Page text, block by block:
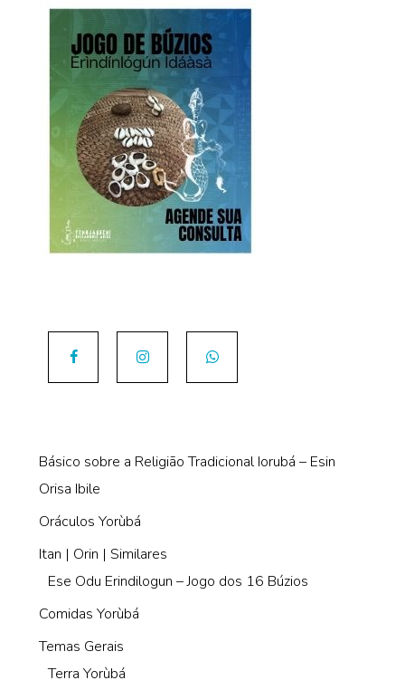
Básico sobre a Religião Tradicional Iorubá – Esin
Orisa Ibile
Oráculos Yorùbá
Itan | Orin | Similares
Ese Odu Erindilogun – Jogo dos 16 Búzios
Comidas Yorùbá
Temas Gerais
Terra Yorùbá